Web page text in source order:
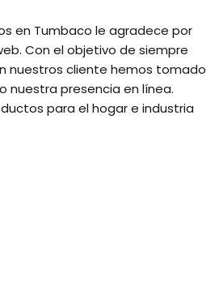
en Tumbaco le agradece por
Con el objetivo de siempre
nuestros cliente hemos tomado
nuestra presencia en línea.
para el hogar e industria